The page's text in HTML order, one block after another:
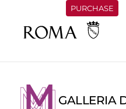
PURCHASE
GALLERIA